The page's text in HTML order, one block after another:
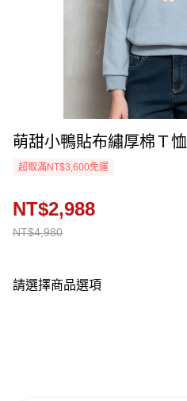
萌甜小鴨貼布繡厚棉Ｔ恤
超取滿NT$3,600免運
NT$4,980
NT$2,988
請選擇商品選項